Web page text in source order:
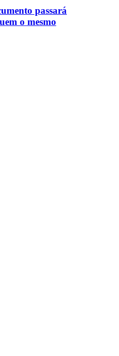
passará
o mesmo